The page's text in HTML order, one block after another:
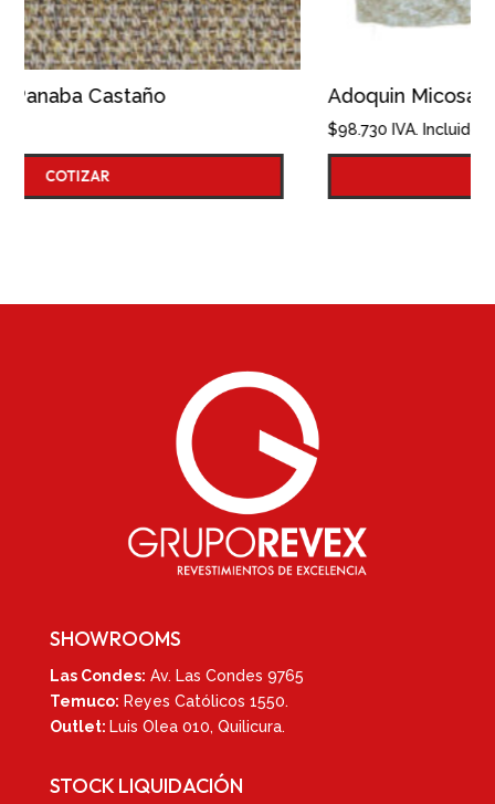
Adoquin Micosa 10x10
SHOWROOMS
Las Condes: Av. Las Condes 9765
Temuco: Reyes Católicos 1550.
Outlet: Luis Olea 010, Quilicura.
STOCK LIQUIDACIÓN